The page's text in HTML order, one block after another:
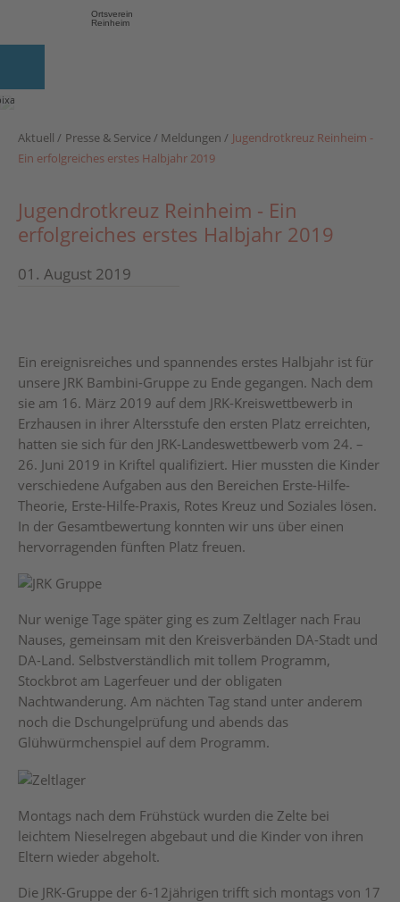
Ortsverein
Reinheim
Aktuell Presse & Service Meldungen
Jugendrotkreuz Reinheim -
Ein erfolgreiches erstes Halbjahr 2019
Jugendrotkreuz Reinheim - Ein
erfolgreiches erstes Halbjahr 2019
01. August 2019
Ein ereignisreiches und spannendes erstes Halbjahr ist für
unsere JRK Bambini-Gruppe zu Ende gegangen. Nach dem
sie am 16. März 2019 auf dem JRK-Kreiswettbewerb in
Erzhausen in ihrer Altersstufe den ersten Platz erreichten,
hatten sie sich für den JRK-Landeswettbewerb vom 24. –
26. Juni 2019 in Kriftel qualifiziert. Hier mussten die Kinder
verschiedene Aufgaben aus den Bereichen Erste-Hilfe-
Theorie, Erste-Hilfe-Praxis, Rotes Kreuz und Soziales lösen.
In der Gesamtbewertung konnten wir uns über einen
hervorragenden fünften Platz freuen.
Nur wenige Tage später ging es zum Zeltlager nach Frau
Nauses, gemeinsam mit den Kreisverbänden DA-Stadt und
DA-Land. Selbstverständlich mit tollem Programm,
Stockbrot am Lagerfeuer und der obligaten
Nachtwanderung. Am nächten Tag stand unter anderem
noch die Dschungelprüfung und abends das
Glühwürmchenspiel auf dem Programm.
Montags nach dem Frühstück wurden die Zelte bei
leichtem Nieselregen abgebaut und die Kinder von ihren
Eltern wieder abgeholt.
Die JRK-Gruppe der 6-12jährigen trifft sich montags von 17